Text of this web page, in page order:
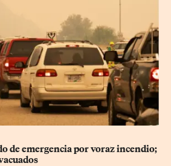
de emergencia por voraz incendio;